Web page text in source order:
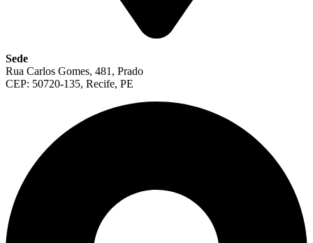
Sede
Rua Carlos Gomes, 481, Prado
CEP: 50720-135, Recife, PE